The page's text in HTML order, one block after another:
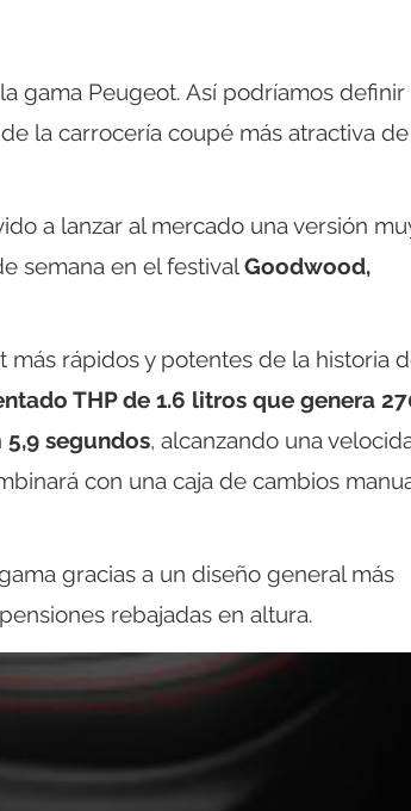
gama Peugeot. Así podríamos definir
la carrocería coupé más atractiva
a lanzar al mercado una versión
semana en el festivalGoodwood,
rápidos y potentes de la historia
THP de 1.6 litros que genera
5,9 segundos, alcanzando una
con una caja de cambios
gracias a un diseño general más
rebajadas en altura.